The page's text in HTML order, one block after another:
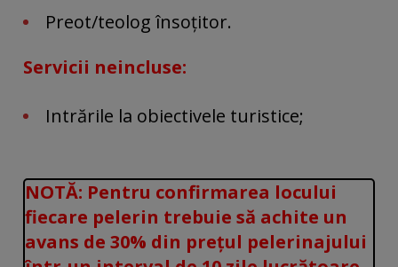
Preot/teolog însoțitor.
Servicii neincluse:
Intrările la obiectivele turistice;
NOTĂ: Pentru confirmarea locului
fiecare pelerin trebuie să achite un
avans de 30% din prețul pelerinajului